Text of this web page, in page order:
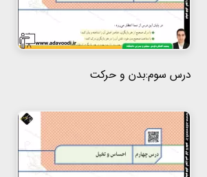
درس سوم:بدن و حرکت